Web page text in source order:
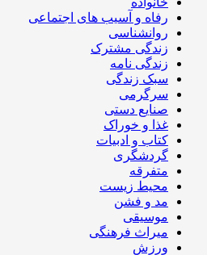
رفاه و آسیب های اجتماعی
روانشناسی
زندگی مشترک
زندگی نامه
سبک زندگی
سرگرمی
صنایع دستی
غذا و خوراک
کتاب و ادبیات
گردشگری
متفرقه
محیط زیست
مد و فشن
موسیقی
میراث فرهنگی
ورزش